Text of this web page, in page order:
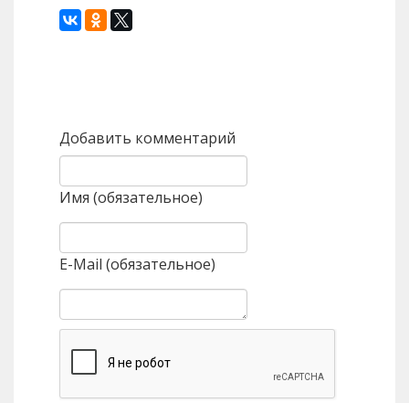
Добавить комментарий
Имя (обязательное)
E-Mail (обязательное)